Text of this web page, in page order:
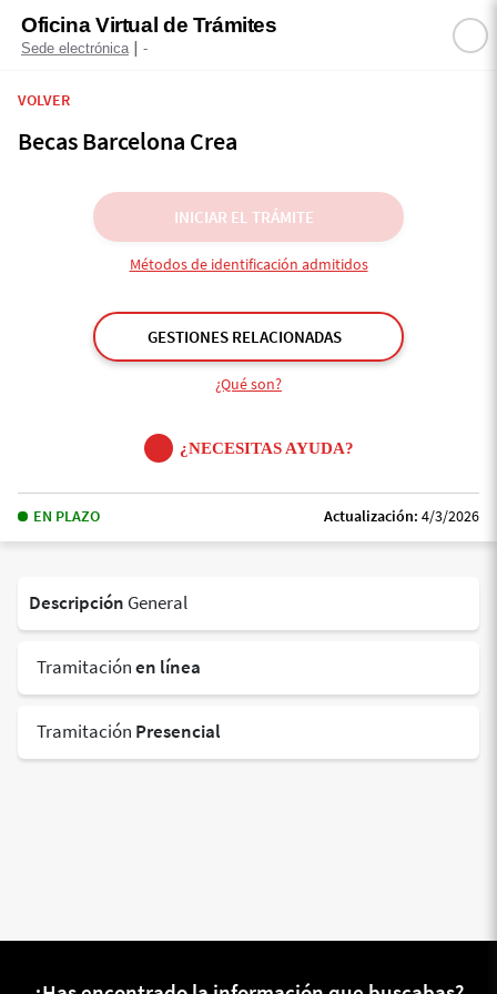
Oficina Virtual de Trámites
Sede electrónica | -
VOLVER
Becas Barcelona Crea
INICIAR EL TRÁMITE
Métodos de identificación admitidos
GESTIONES RELACIONADAS
¿Qué son?
¿NECESITAS AYUDA?
EN PLAZO Actualización: 4/3/2026
Descripción General
Tramitaciónen línea
Tramitación Presencial